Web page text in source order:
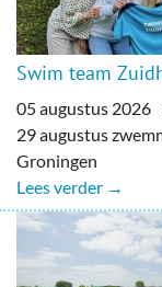
Swim team
05 augustus 2026
29 augustus
Groningen
Lees verder →